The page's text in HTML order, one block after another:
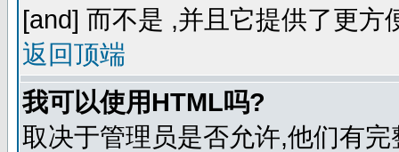
[and] 而不是 ,并且它提供了更方
返回顶端
我可以使用HTML吗?
取决于管理员是否允许,他们有